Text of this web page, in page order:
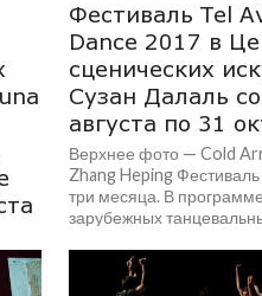
Фестиваль Tel
Dance 2017 в
сценических
Сузан Далаль
августа по 31
Верхнее фото — Cold
Zhang Heping
три месяца. В
зарубежных
Венгрии, Испании,...